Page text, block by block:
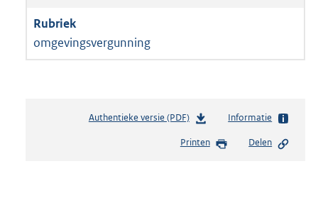
omgevingsvergunning
Authentieke versie (PDF)b
s
Informatie
Printen Delen